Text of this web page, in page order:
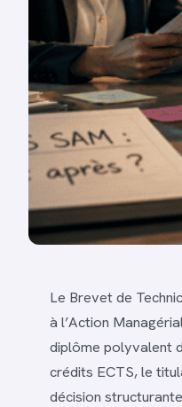
Le Brevet de
à l’Action
diplôme polyvalent
crédits ECTS, le
décision